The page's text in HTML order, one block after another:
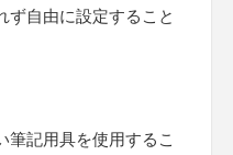
ず自由に設定すること
記用具を使用するこ